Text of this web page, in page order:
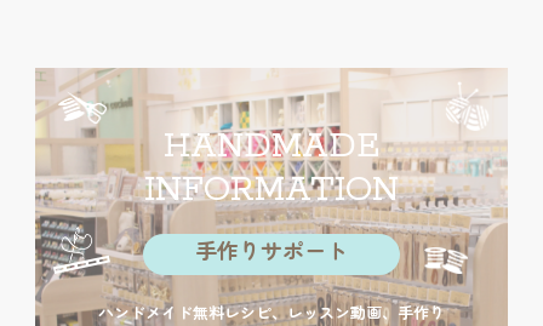
HANDMADE
INFORMATION
手作りサポート
ハンドメイド無料レシピ、レッスン動画、手作り